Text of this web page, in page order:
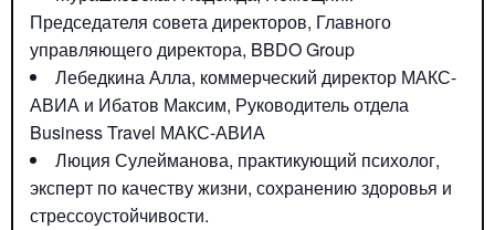
Председателя совета директоров, Главного
управляющего директора, BBDO Group
Лебедкина Алла, коммерческий директор МАКС-
АВИА и Ибатов Максим, Руководитель отдела
Business Travel МАКС-АВИА
Люция Сулейманова, практикующий психолог,
эксперт по качеству жизни, сохранению здоровья и
стрессоустойчивости.